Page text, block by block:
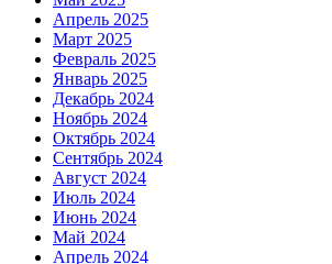
Апрель 2025
Март 2025
Февраль 2025
Январь 2025
Декабрь 2024
Ноябрь 2024
Октябрь 2024
Сентябрь 2024
Август 2024
Июль 2024
Июнь 2024
Май 2024
Апрель 2024